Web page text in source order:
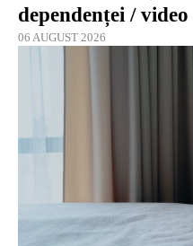
dependenței / video
06 AUGUST 2026